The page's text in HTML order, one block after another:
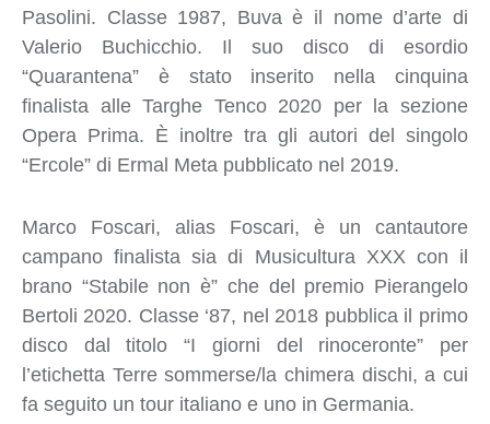
Pasolini. Classe 1987, Buva è il nome d’arte di
Valerio Buchicchio. Il suo disco di esordio
“Quarantena” è stato inserito nella cinquina
finalista alle Targhe Tenco 2020 per la sezione
Opera Prima. È inoltre tra gli autori del singolo
“Ercole” di Ermal Meta pubblicato nel 2019.
Marco Foscari, alias Foscari, è un cantautore
campano finalista sia di Musicultura XXX con il
brano “Stabile non è” che del premio Pierangelo
Bertoli 2020. Classe ‘87, nel 2018 pubblica il primo
disco dal titolo “I giorni del rinoceronte” per
l’etichetta Terre sommerse/la chimera dischi, a cui
fa seguito un tour italiano e uno in Germania.